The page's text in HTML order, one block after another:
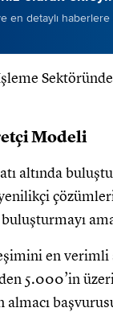
en detaylı haberlere
Modeli
altında
en
5.000’in